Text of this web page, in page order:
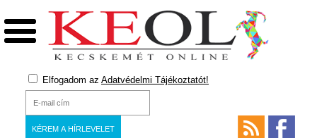
Elfogadom az Adatvédelmi Tájékoztatót!